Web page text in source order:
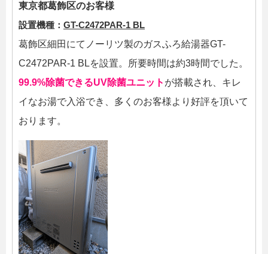
東京都葛飾区のお客様
設置機種： GT-C2472PAR-1 BL
葛飾区細田にてノーリツ製のガスふろ給湯器GT-
C2472PAR-1 BLを設置。所要時間は約3時間でした。
99.9%除菌できるUV除菌ユニット が搭載され、キレ
イなお湯で入浴でき、多くのお客様より好評を頂いて
おります。